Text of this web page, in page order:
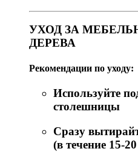
УХОД ЗА
ДЕРЕВА
Рекомендации по уходу:
Используйте
столешницы
Сразу
(в течение 15-